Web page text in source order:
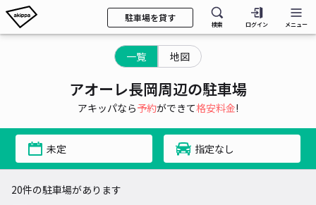
駐車場を貸す
検索 ログイン メニュー
一覧 地図
アオーレ長岡周辺の駐車場
アキッパなら予約ができて格安料金!
未定 指定なし
20件の駐車場があります